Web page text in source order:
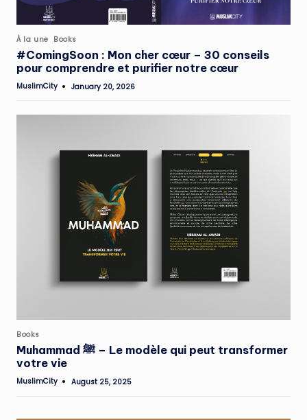
Posted
in
À la une Books
#ComingSoon : Mon cher cœur – 30 conseils
pour comprendre et purifier notre cœur
Posted
MuslimCity January 20, 2026
Posted
in
Books
Muhammad ﷺ – Le modèle qui peut transformer
votre vie
Posted
MuslimCity August 25, 2025